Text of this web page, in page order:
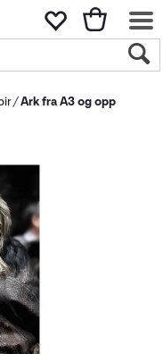
Ark fra A3 og opp